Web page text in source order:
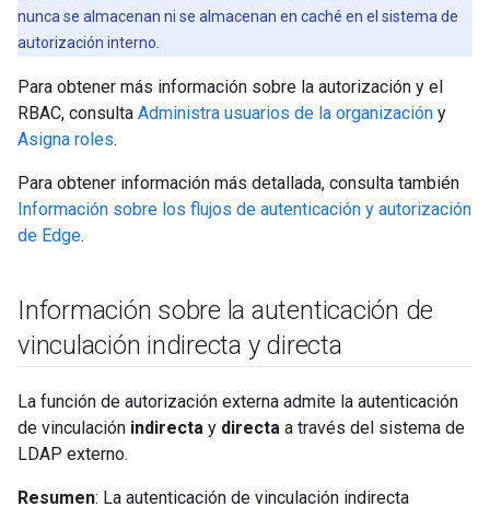
nunca se almacenan ni se almacenan en caché en el sistema de
autorización interno.
Para obtener más información sobre la autorización y el
RBAC, consulta Administra usuarios de la organización y
Asigna roles.
Para obtener información más detallada, consulta también
Información sobre los flujos de autenticación y autorización
de Edge.
Información sobre la autenticación de
vinculación indirecta y directa
La función de autorización externa admite la autenticación
de vinculación indirecta y directa a través del sistema de
LDAP externo.
Resumen: La autenticación de vinculación indirecta